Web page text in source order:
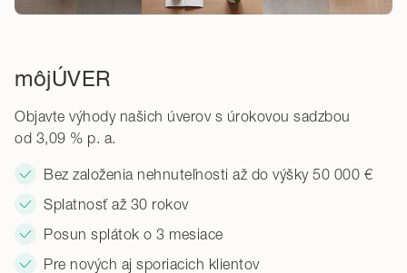
môjÚVER
Objavte výhody našich úverov s úrokovou sadzbou
od 3,09 % p. a.
Bez založenia nehnuteľnosti až do výšky 50 000 €
Splatnosť až 30 rokov
Posun splátok o 3 mesiace
Pre nových aj sporiacich klientov